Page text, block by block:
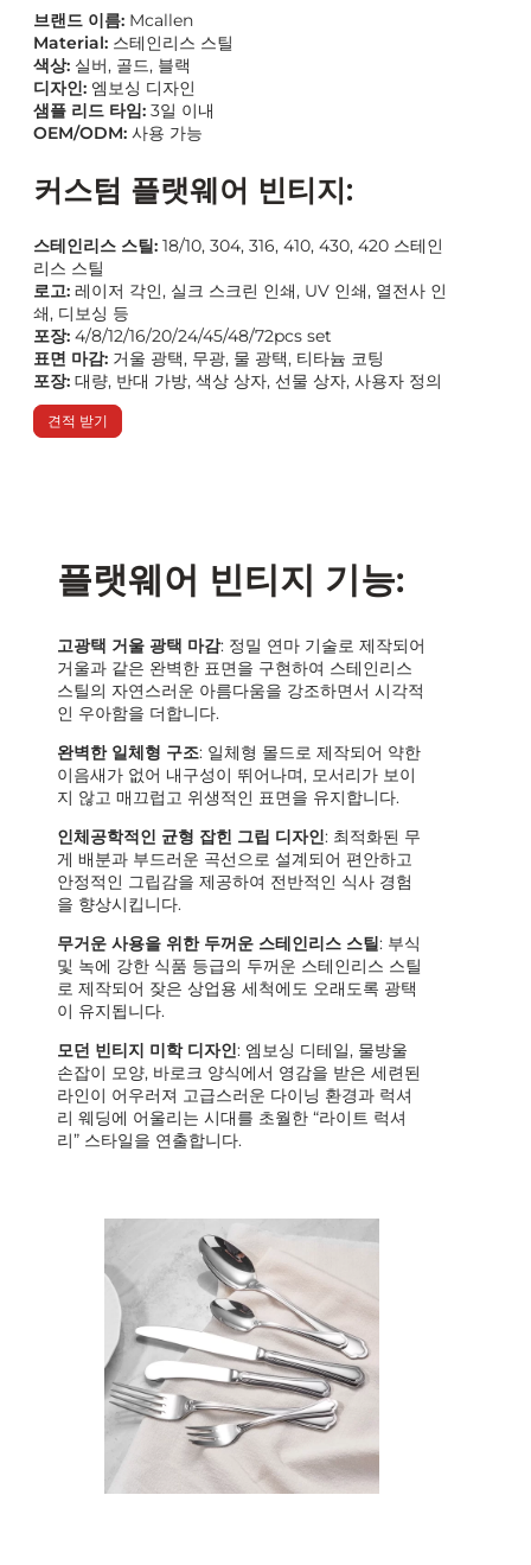
브랜드 이름: Mcallen
Material: 스테인리스 스틸
색상: 실버, 골드, 블랙
디자인: 엠보싱 디자인
샘플 리드 타임: 3일 이내
OEM/ODM: 사용 가능
커스텀 플랫웨어 빈티지:
스테인리스 스틸: 18/10, 304, 316, 410, 430, 420 스테인
리스 스틸
로고: 레이저 각인, 실크 스크린 인쇄, UV 인쇄, 열전사 인
쇄, 디보싱 등
포장: 4/8/12/16/20/24/45/48/72pcs set
표면 마감: 거울 광택, 무광, 물 광택, 티타늄 코팅
포장: 대량, 반대 가방, 색상 상자, 선물 상자, 사용자 정의
견적 받기
플랫웨어 빈티지 기능:
고광택 거울 광택 마감: 정밀 연마 기술로 제작되어
거울과 같은 완벽한 표면을 구현하여 스테인리스
스틸의 자연스러운 아름다움을 강조하면서 시각적
인 우아함을 더합니다.
완벽한 일체형 구조: 일체형 몰드로 제작되어 약한
이음새가 없어 내구성이 뛰어나며, 모서리가 보이
지 않고 매끄럽고 위생적인 표면을 유지합니다.
인체공학적인 균형 잡힌 그립 디자인: 최적화된 무
게 배분과 부드러운 곡선으로 설계되어 편안하고
안정적인 그립감을 제공하여 전반적인 식사 경험
을 향상시킵니다.
무거운 사용을 위한 두꺼운 스테인리스 스틸: 부식
및 녹에 강한 식품 등급의 두꺼운 스테인리스 스틸
로 제작되어 잦은 상업용 세척에도 오래도록 광택
이 유지됩니다.
모던 빈티지 미학 디자인: 엠보싱 디테일, 물방울
손잡이 모양, 바로크 양식에서 영감을 받은 세련된
라인이 어우러져 고급스러운 다이닝 환경과 럭셔
리 웨딩에 어울리는 시대를 초월한 “라이트 럭셔
리” 스타일을 연출합니다.